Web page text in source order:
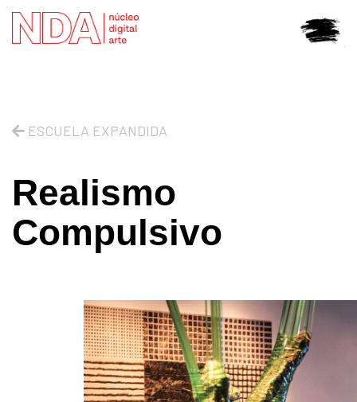
ESCUELA EXPANDIDA
Realismo
Compulsivo